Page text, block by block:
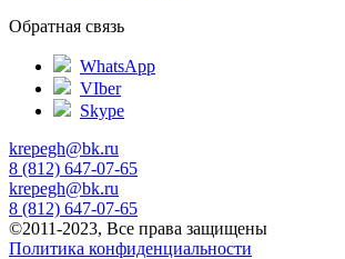
Обратная связь
WhatsApp
VIber
Skype
krepegh@bk.ru
8 (812) 647-07-65
krepegh@bk.ru
8 (812) 647-07-65
©2011-2023, Все права защищены
Политика конфиденциальности